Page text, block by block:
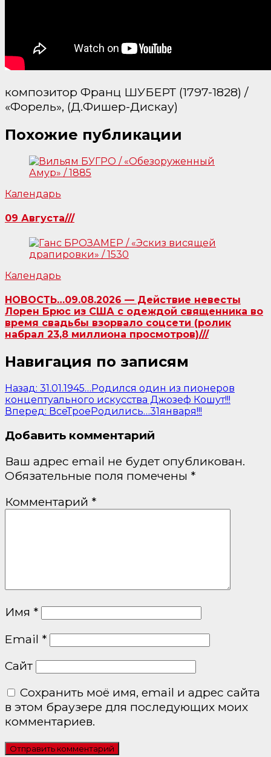
композитор Франц ШУБЕРТ (1797-1828) /
«Форель», (Д.Фишер-Дискау)
Похожие публикации
Календарь
09 Августа///
Календарь
НОВОСТЬ…09.08.2026 — Действие невесты
Лорен Брюс из США с одеждой священника во
время свадьбы взорвало соцсети (ролик
набрал 23,8 миллиона просмотров)///
Навигация по записям
Назад: 31.01.1945…Родился один из пионеров
концептуального искусства Джозеф Кошут!!!
Вперед: ВсеТроеРодились…31января!!!
Добавить комментарий
Ваш адрес email не будет опубликован.
Обязательные поля помечены *
Комментарий *
Имя *
Email *
Сайт
Сохранить моё имя, email и адрес сайта
в этом браузере для последующих моих
комментариев.